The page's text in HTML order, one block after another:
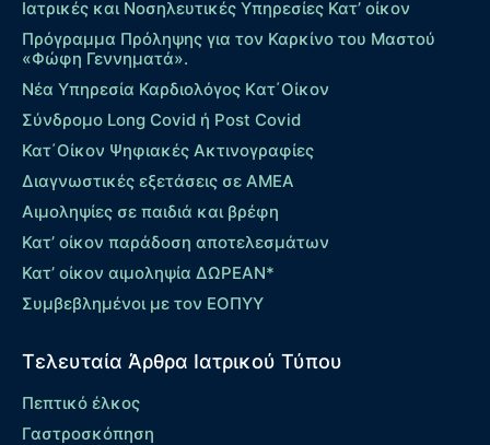
Ιατρικές και Νοσηλευτικές Υπηρεσίες Κατ’ οίκον
Πρόγραμμα Πρόληψης για τον Καρκίνο του Μαστού
«Φώφη Γεννηματά».
Νέα Υπηρεσία Καρδιολόγος Kατ΄Οίκον
Σύνδρομο Long Covid ή Post Covid
Κατ΄Οίκον Ψηφιακές Ακτινογραφίες
Διαγνωστικές εξετάσεις σε ΑΜΕΑ
Αιμοληψίες σε παιδιά και βρέφη
Κατ’ οίκον παράδοση αποτελεσμάτων
Κατ’ οίκον αιμοληψία ΔΩΡΕΑΝ*
Συμβεβλημένοι με τον ΕΟΠΥΥ
Τελευταία Άρθρα Ιατρικού Τύπου
Πεπτικό έλκος
Γαστροσκόπηση